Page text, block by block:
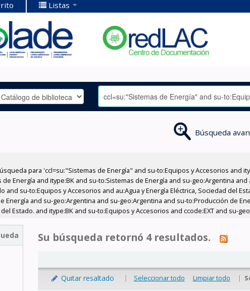
Listas
Búsqueda
para 'ccl=su:"Sistemas de Energía" and su-to:Equipos y Accesorios and
Energía and itype:BK and su-to:Sistemas de Energía and su-geo:Argentina
and su-to:Equipos y Accesorios and au:Agua y Energía Eléctrica, Sociedad del
Energía and su-geo:Argentina and su-geo:Argentina and su-to:Producción de
Estado. and itype:BK and su-to:Equipos y Accesorios and ccode:EXT and su-
Su búsqueda retornó 4 resultados.
Quitar resaltado | Seleccionar todo Limpiar todo |